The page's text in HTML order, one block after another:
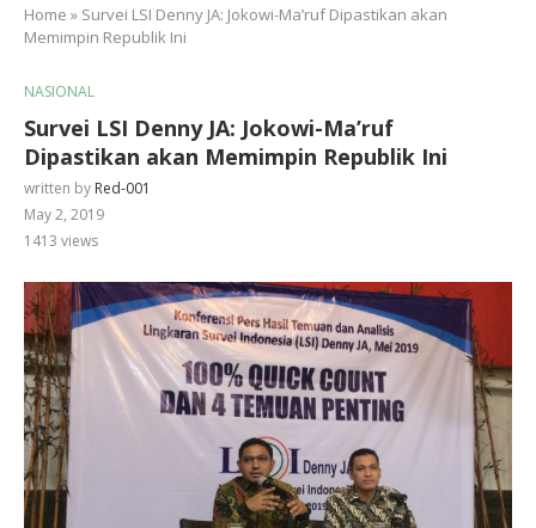
Home » Survei LSI Denny JA: Jokowi-Ma’ruf Dipastikan akan
Memimpin Republik Ini
NASIONAL
Survei LSI Denny JA: Jokowi-Ma’ruf
Dipastikan akan Memimpin Republik Ini
written by Red-001
May 2, 2019
1413 views